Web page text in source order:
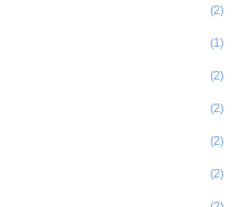
(2)
(1)
(2)
(2)
(2)
(2)